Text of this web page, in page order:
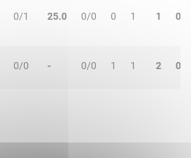
0/1 25.0 0/0 0 1 1 0
0/0 - 0/0 1 1 2 0